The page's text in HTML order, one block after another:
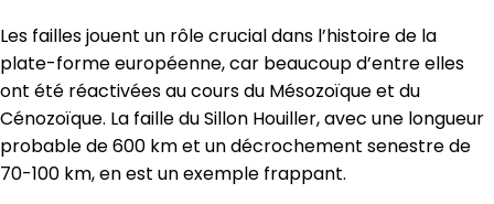
Les failles jouent un rôle crucial dans l’histoire de la
plate-forme européenne, car beaucoup d’entre elles
ont été réactivées au cours du Mésozoïque et du
Cénozoïque. La faille du Sillon Houiller, avec une longueur
probable de 600 km et un décrochement senestre de
70-100 km, en est un exemple frappant.